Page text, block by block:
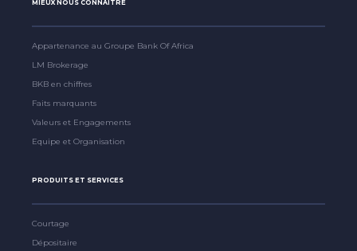
MIEUX NOUS CONNAITRE
Appartenance au Groupe Bank Of Africa
LM Brokerage
BKB en chiffres
Faits marquants
Valeurs et Engagements
Equipe et Organisation
PRODUITS ET SERVICES
Courtage
Dépositaire